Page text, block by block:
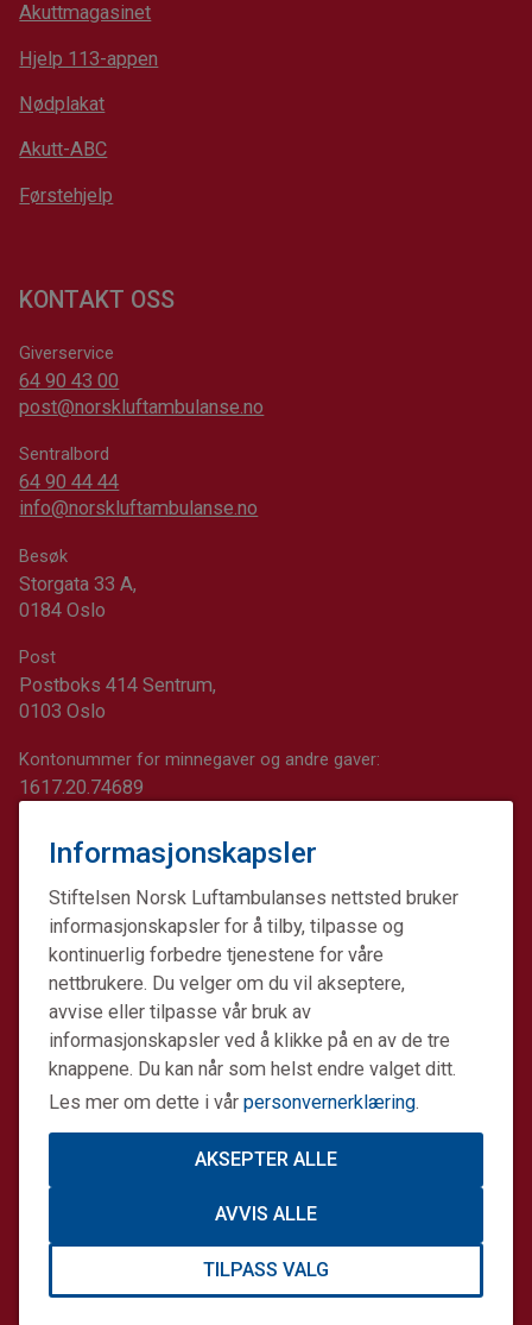
Informasjonskapsler
Stiftelsen Norsk Luftambulanses nettsted bruker
informasjonskapsler for å tilby, tilpasse og
kontinuerlig forbedre tjenestene for våre
nettbrukere. Du velger om du vil akseptere,
avvise eller tilpasse vår bruk av
informasjonskapsler ved å klikke på en av de tre
knappene. Du kan når som helst endre valget ditt.
Les mer om dette i vår personvernerklæring.
AKSEPTER ALLE
AVVIS ALLE
TILPASS VALG
Akuttmagasinet
Hjelp 113-appen
Nødplakat
Akutt-ABC
Førstehjelp
KONTAKT OSS
Giverservice
64 90 43 00
post@norskluftambulanse.no
Sentralbord
64 90 44 44
info@norskluftambulanse.no
Besøk
Storgata 33 A,
0184 Oslo
Post
Postboks 414 Sentrum,
0103 Oslo
Kontonummer for minnegaver og andre gaver:
1617.20.74689
Stiftelsen Norsk Luftambulanse er en ideell stiftelse.
Formålet er å fremme avansert prehospital akuttmedisin.
Stiftelsens datterselskap Norsk Luftambulanse Helikopter
er operatør på alle Norges tretten legehelikopterbaser på